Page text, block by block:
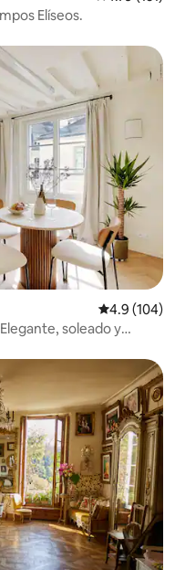
Elíseos.
Calificación
4.9 (104)
soleado y